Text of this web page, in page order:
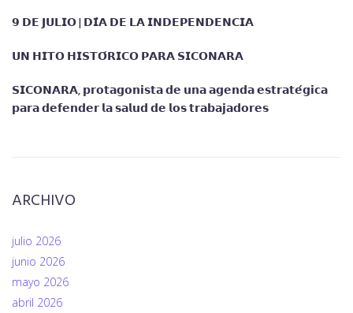
𝟵 𝗗𝗘 𝗝𝗨𝗟𝗜𝗢 | 𝗗𝗜́𝗔 𝗗𝗘 𝗟𝗔 𝗜𝗡𝗗𝗘𝗣𝗘𝗡𝗗𝗘𝗡𝗖𝗜𝗔
𝗨𝗡 𝗛𝗜𝗧𝗢 𝗛𝗜𝗦𝗧𝗢́𝗥𝗜𝗖𝗢 𝗣𝗔𝗥𝗔 𝗦𝗜𝗖𝗢𝗡𝗔𝗥𝗔
𝗦𝗜𝗖𝗢𝗡𝗔𝗥𝗔, 𝗽𝗿𝗼𝘁𝗮𝗴𝗼𝗻𝗶𝘀𝘁𝗮 𝗱𝗲 𝘂𝗻𝗮 𝗮𝗴𝗲𝗻𝗱𝗮 𝗲𝘀𝘁𝗿𝗮𝘁𝗲́𝗴𝗶𝗰𝗮
𝗽𝗮𝗿𝗮 𝗱𝗲𝗳𝗲𝗻𝗱𝗲𝗿 𝗹𝗮 𝘀𝗮𝗹𝘂𝗱 𝗱𝗲 𝗹𝗼𝘀 𝘁𝗿𝗮𝗯𝗮𝗷𝗮𝗱𝗼𝗿𝗲𝘀
ARCHIVO
julio 2026
junio 2026
mayo 2026
abril 2026